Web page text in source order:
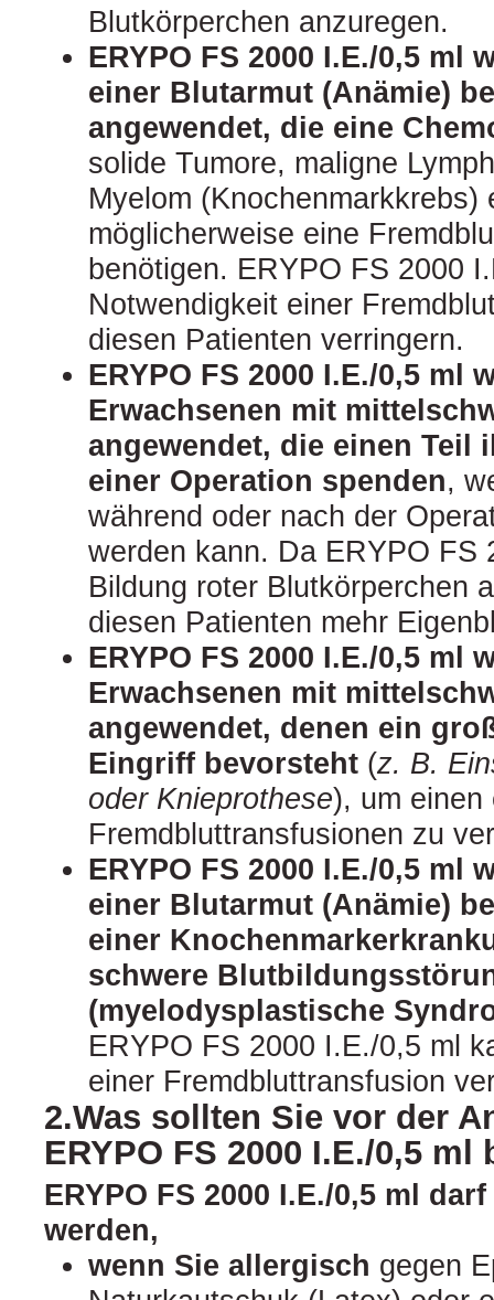
Blutkörperchen anzuregen.
ERYPO FS 2000 I.E./0,5 ml
einer Blutarmut (Anämie)
angewendet, die eine
solide Tumore, maligne
Myelom (Knochenmarkkrebs)
möglicherweise eine
benötigen. ERYPO FS 2000
Notwendigkeit einer
diesen Patienten verringern.
ERYPO FS 2000 I.E./0,5 ml
Erwachsenen mit
angewendet, die einen Teil
einer Operation spenden,
während oder nach der
werden kann. Da ERYPO FS
Bildung roter Blutkörperchen
diesen Patienten mehr
ERYPO FS 2000 I.E./0,5 ml
Erwachsenen mit
angewendet, denen ein
Eingriff bevorsteht (z. B.
oder Knieprothese), um einen
Fremdbluttransfusionen zu
ERYPO FS 2000 I.E./0,5 ml
einer Blutarmut (Anämie)
einer
schwere
(myelodysplastische
ERYPO FS 2000 I.E./0,5 ml
einer Fremdbluttransfusion
2.Was sollten Sie vor der
ERYPO FS 2000 I.E./0,5 ml
ERYPO FS 2000 I.E./0,5 ml
werden,
wenn Sie allergisch gegen